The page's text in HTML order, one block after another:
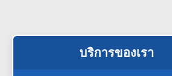
บริการของเรา